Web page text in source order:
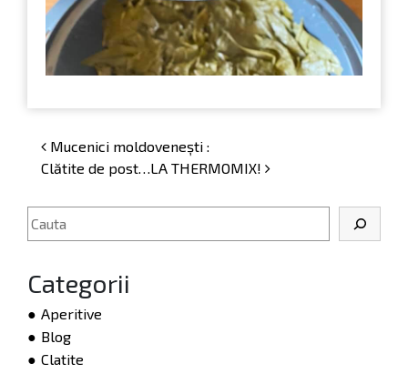
Post navigation
Mucenici moldovenești :
Clătite de post…LA THERMOMIX!
Categorii
Aperitive
Blog
Clatite